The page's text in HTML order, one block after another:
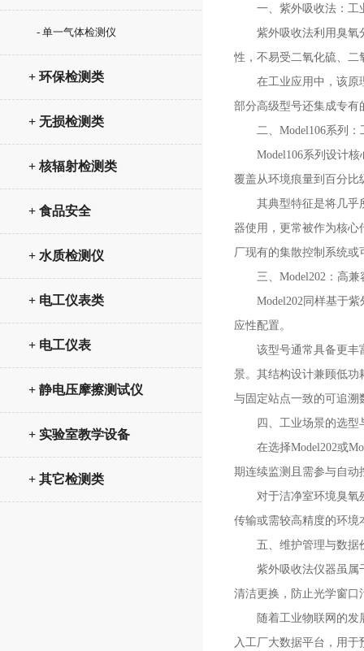
- 单一气体检测仪
+ 环保检测类
+ 无损检测类
+ 核辐射检测类
+ 食品安全
+ 水质检测仪
+ 电工仪表类
+ 电工仪表
+ 静电压摩擦测试仪
+ 实验室教学设备
+ 其它检测类
一、紫外吸收法：工
紫外吸收法利用臭氧分
性，不易受二氧化硫、二
在工业应用中，该原理
部分高级型号还集成专有
二、Model106系列：
Model106系列设计核
覆盖从环境痕量到百分比
其典型特征是将几乎所
器使用，更常被作为核心
厂现有的集散控制系统
三、Model202：高兼
Model202同样基于紫
应性配置。
该型号通常具备更丰富
景。其结构设计兼顾低功
与固定站点一致的可追溯
四、工业场景的选型
在选择Model202或
期连续监测且需参与自动
对于洁净室环境臭氧残
传输或需较高精度的环境
五、维护管理与数据
紫外吸收法仪器虽属干
清洁更换，防止光学窗口
随着工业物联网的发展
入工厂大数据平台，用